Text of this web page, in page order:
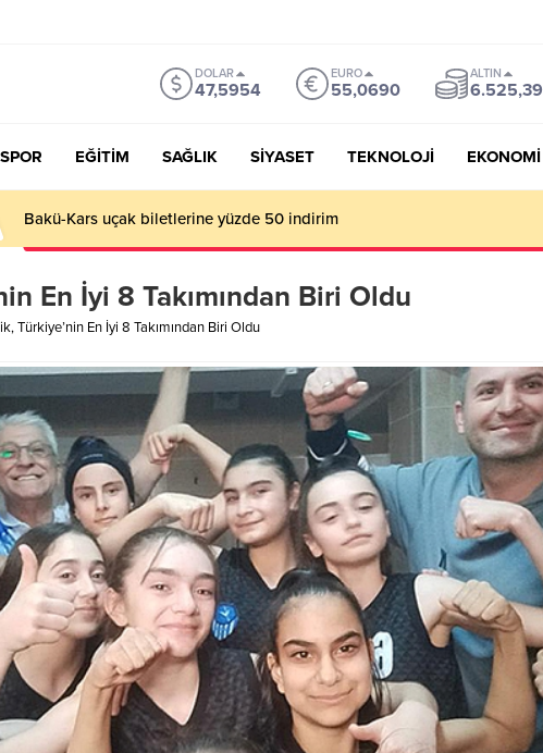
DOLAR
47,5954
EURO
55,0690
ALTIN
6.525,39
SPOR EĞİTİM SAĞLIK SİYASET TEKNOLOJİ EKONOMİ
Basın İlan Kurumu Genel Müdürü Çay, Bursa’da gazetecilerle buluştu
En İyi 8 Takımından Biri Oldu
Türkiye’nin En İyi 8 Takımından Biri Oldu